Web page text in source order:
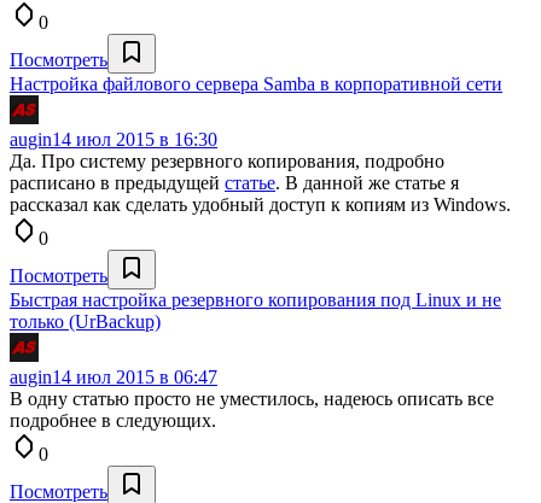
0
Посмотреть
Настройка файлового сервера Samba в корпоративной сети
augin14 июл 2015 в 16:30
Да. Про систему резервного копирования, подробно
расписано в предыдущей статье. В данной же статье я
рассказал как сделать удобный доступ к копиям из Windows.
0
Посмотреть
Быстрая настройка резервного копирования под Linux и не
только (UrBackup)
augin14 июл 2015 в 06:47
В одну статью просто не уместилось, надеюсь описать все
подробнее в следующих.
0
Посмотреть